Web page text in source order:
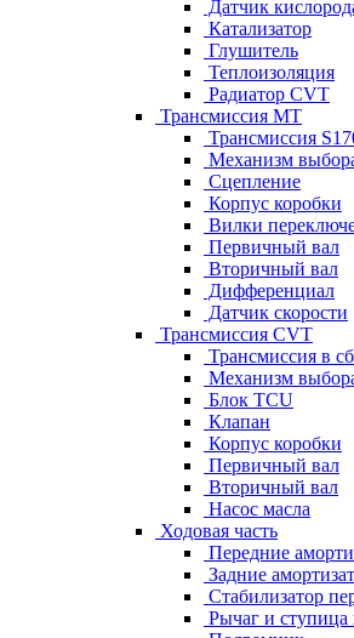
Датчик
Катализатор
Глушитель
Теплоизоляция
Радиатор CVT
Трансмиссия MT
Трансмиссия
Механизм
Сцепление
Корпус коробки
Вилки
Первичный вал
Вторичный вал
Дифференциал
Датчик скорости
Трансмиссия CVT
Трансмиссия в
Механизм
Блок TCU
Клапан
Корпус коробки
Первичный вал
Вторичный вал
Насос масла
Ходовая часть
Передние
Задние
Стабилизатор
Рычаг и ступица